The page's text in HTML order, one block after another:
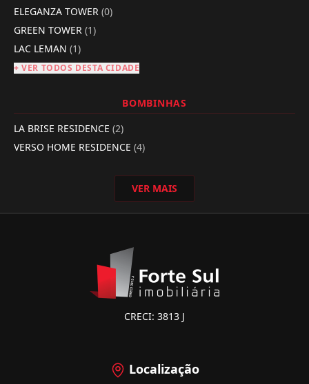
ELEGANZA TOWER (0)
GREEN TOWER (1)
LAC LEMAN (1)
+ VER TODOS DESTA CIDADE
BOMBINHAS
LA BRISE RESIDENCE (2)
VERSO HOME RESIDENCE (4)
VER MAIS
CRECI: 3813 J
Localização